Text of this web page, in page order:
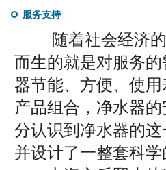
服务支持
随着社会经济的
而生的就是对服务
器节能、方便、使
产品组合，净水器
分认识到净水器的
并设计了一整套科